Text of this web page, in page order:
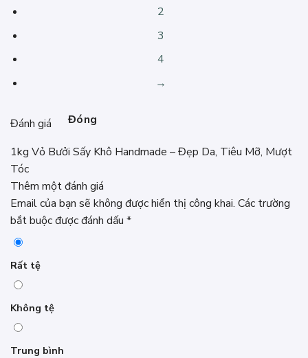
2
3
4
→
Đánh giá Đóng
1kg Vỏ Bưởi Sấy Khô Handmade – Đẹp Da, Tiêu Mỡ, Mượt
Tóc
Thêm một đánh giá
Email của bạn sẽ không được hiển thị công khai. Các trường
bắt buộc được đánh dấu *
Rất tệ
Không tệ
Trung bình